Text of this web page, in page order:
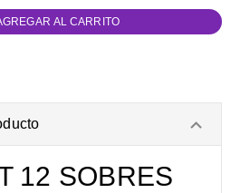
12 SOBRES